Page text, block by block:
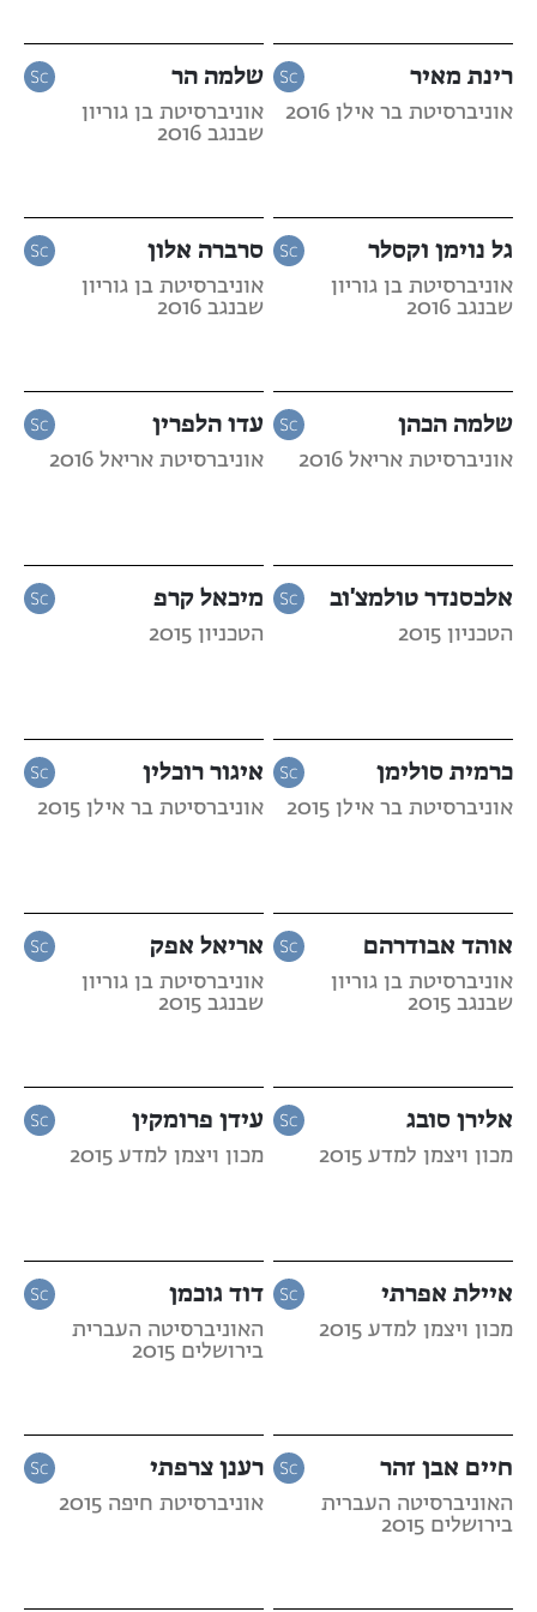
רינת מאיר
אוניברסיטת בר אילן 2016
שלמה הר
אוניברסיטת בן גוריון
שבנגב 2016
גל נוימן וקסלר
אוניברסיטת בן גוריון
שבנגב 2016
סרברה אלון
אוניברסיטת בן גוריון
שבנגב 2016
שלמה הכהן
אוניברסיטת אריאל 2016
עדו הלפרין
אוניברסיטת אריאל 2016
אלכסנדר טולמצ'וב
הטכניון 2015
מיכאל קרפ
הטכניון 2015
כרמית סולימן
אוניברסיטת בר אילן 2015
איגור רוכלין
אוניברסיטת בר אילן 2015
אוהד אבודרהם
אוניברסיטת בן גוריון
שבנגב 2015
אריאל אפק
אוניברסיטת בן גוריון
שבנגב 2015
אלירן סובג
מכון ויצמן למדע 2015
עידן פרומקין
מכון ויצמן למדע 2015
איילת אפרתי
מכון ויצמן למדע 2015
דוד גוכמן
האוניברסיטה העברית
בירושלים 2015
חיים אבן זהר
האוניברסיטה העברית
בירושלים 2015
רענן צרפתי
אוניברסיטת חיפה 2015